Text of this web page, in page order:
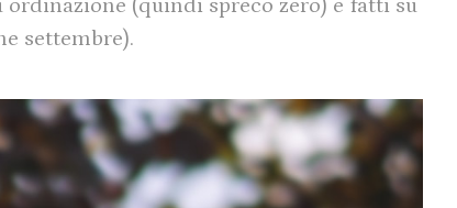
(quindi spreco zero) e fatti su
settembre).